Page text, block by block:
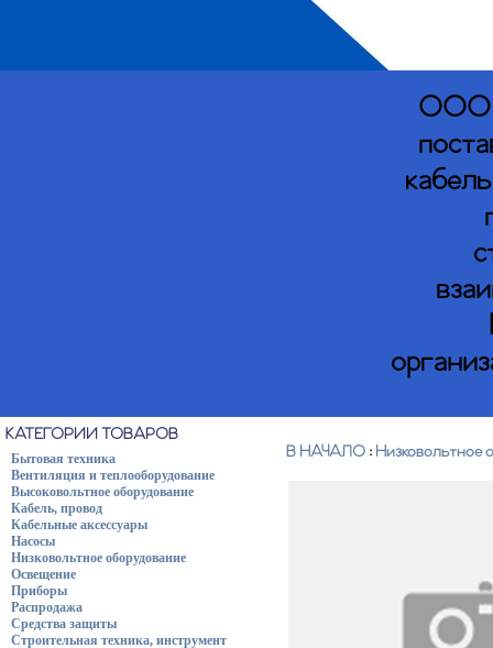
ООО
КАТЕГОРИИ ТОВАРОВ
Бытовая техника
Вентиляция и теплооборудование
Высоковольтное оборудование
Кабель, провод
Кабельные аксессуары
Насосы
Низковольтное оборудование
Освещение
Приборы
Распродажа
Средства защиты
Строительная техника, инструмент
В НАЧАЛО : Низковольтное